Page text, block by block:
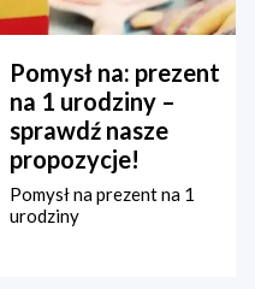
Pomysł na: prezent
na 1 urodziny –
sprawdź nasze
propozycje!
Pomysł na prezent na 1
urodziny